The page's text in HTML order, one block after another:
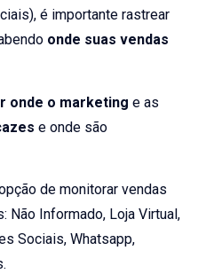
é importante rastrear
onde suas vendas
onde o marketing e as
e onde são
de monitorar vendas
Não Informado, Loja Virtual,
Sociais, Whatsapp,